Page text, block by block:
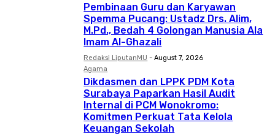
Pembinaan Guru dan Karyawan
Spemma Pucang: Ustadz Drs. Alim,
M.Pd., Bedah 4 Golongan Manusia Ala
Imam Al-Ghazali
Redaksi LiputanMU - August 7, 2026
Agama
Dikdasmen dan LPPK PDM Kota
Surabaya Paparkan Hasil Audit
Internal di PCM Wonokromo:
Komitmen Perkuat Tata Kelola
Keuangan Sekolah